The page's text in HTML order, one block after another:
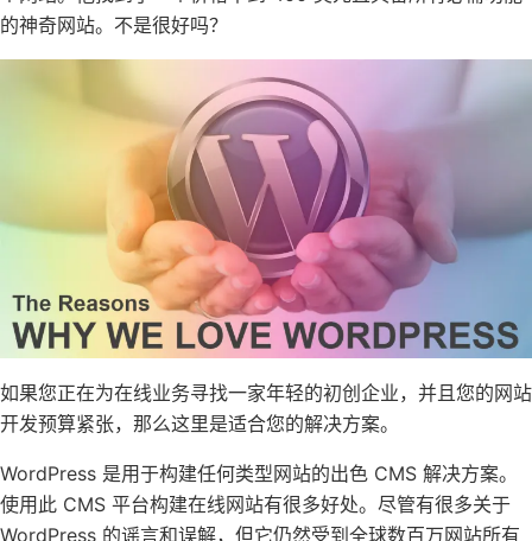
的神奇网站。不是很好吗？
如果您正在为在线业务寻找一家年轻的初创企业，并且您的网站
开发预算紧张，那么这里是适合您的解决方案。
WordPress 是用于构建任何类型网站的出色 CMS 解决方案。
使用此 CMS 平台构建在线网站有很多好处。尽管有很多关于
WordPress 的谣言和误解，但它仍然受到全球数百万网站所有